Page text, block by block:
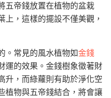
五帝錢放置在植物的盆栽
上，這樣的擺設不僅美觀，
。常見的風水植物如金錢
運的效果。金錢樹象徵著財
升，而綠蘿則有助於淨化空
植物與五帝錢結合，將會讓